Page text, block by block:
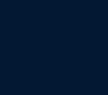
Gratis selvstændig